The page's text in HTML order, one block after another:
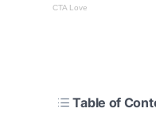
Table of